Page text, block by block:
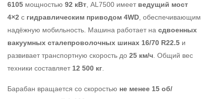
6105 мощностью 92 кВт , AL7500 имеет ведущий мост
4×2 с гидравлическим приводом 4WD , обеспечивающим
надёжную мобильность. Машина работает на сдвоенных
вакуумных сталепроволочных шинах 16/70 R22.5 и
развивает транспортную скорость до 25 км/ч . Общий вес
техники составляет 12 500 кг
Барабан вращается со скоростью не менее 15 об/